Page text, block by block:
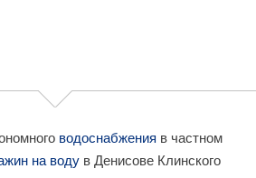
водоснабжения в частном
на воду в Денисове Клинского